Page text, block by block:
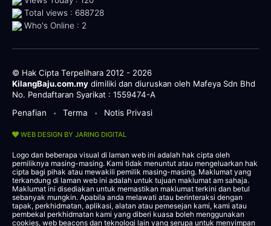
Total views : 688728
Who's Online : 2
© Hak Cipta Terpelihara 2012 - 2026
KilangBaju.com.my dimiliki dan diuruskan oleh Mafeya Sdn Bhd
No. Pendaftaran Syarikat : 1559474-A
Penafian
• Terma • Notis Privasi
WEB DESIGN BY JARING DIGITAL
Logo dan beberapa visual di laman web ini adalah hak cipta oleh
pemiliknya masing-masing. Kami tidak menuntut atau mengeluarkan hak
cipta bagi pihak atau mewakili pemilik masing-masing. Maklumat yang
terkandung di laman web ini adalah untuk tujuan maklumat am sahaja.
Maklumat ini disediakan untuk memastikan maklumat terkini dan betul
sebanyak mungkin. Apabila anda melawati atau berinteraksi dengan
tapak, perkhidmatan, aplikasi, alatan atau pemesejan kami, kami atau
pembekal perkhidmatan kami yang diberi kuasa boleh menggunakan
cookies, web beacons dan teknologi lain yang serupa untuk menyimpan